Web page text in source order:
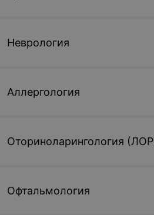
Неврология
Аллергология
Оториноларингология
Офтальмология